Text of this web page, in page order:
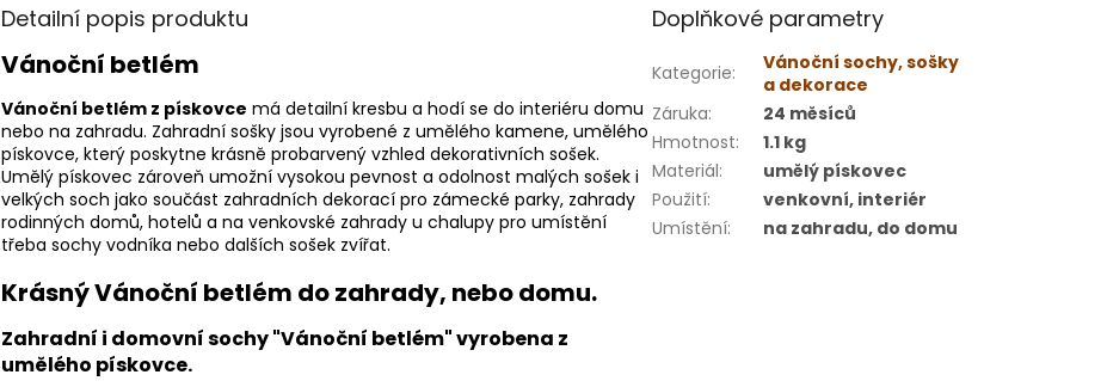
Detailní popis produktu
Vánoční betlém
Vánoční betlém z pískovce má detailní kresbu a hodí se do interiéru domu
nebo na zahradu. Zahradní sošky jsou vyrobené z umělého kamene, umělého
pískovce, který poskytne krásně probarvený vzhled dekorativních sošek.
Umělý pískovec zároveň umožní vysokou pevnost a odolnost malých sošek i
velkých soch jako součást zahradních dekorací pro zámecké parky, zahrady
rodinných domů, hotelů a na venkovské zahrady u chalupy pro umístění
třeba sochy vodníka nebo dalších sošek zvířat.
Krásný Vánoční betlém do zahrady, nebo domu.
Zahradní i domovní sochy "Vánoční betlém" vyrobena z
umělého pískovce.
Doplňkové parametry
Kategorie:
Vánoční sochy, sošky
a dekorace
Záruka:
24 měsíců
Hmotnost:
1.1 kg
Materiál:
umělý pískovec
Použití:
venkovní, interiér
Umístění: na zahradu, do domu